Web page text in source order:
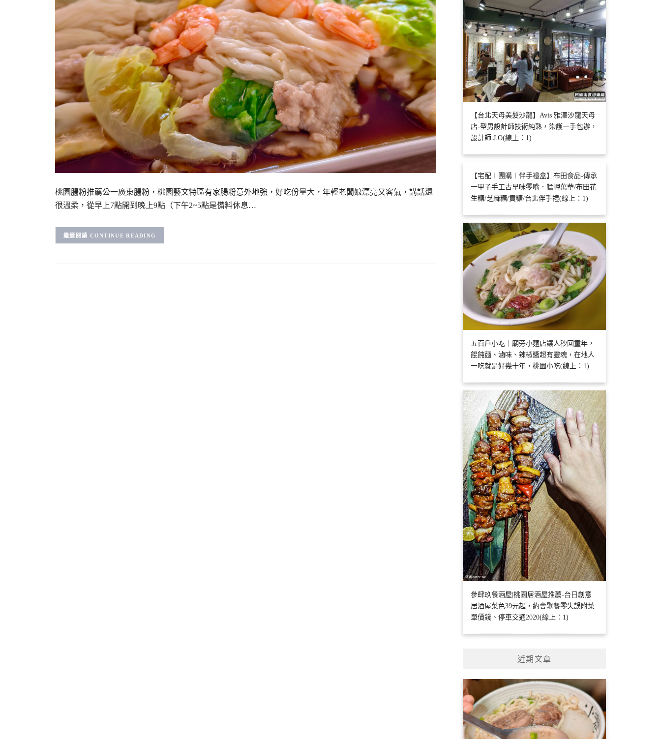
桃園腸粉推薦公一廣東腸粉，桃園藝文特區有家腸粉意外地強，好吃份量大，年輕老闆娘漂亮又客氣，講話還
很溫柔，從早上7點開到晚上9點（下午2~5點是備料休息…
CONTINUE READING
【台北天母美髮沙龍】Avis 雅澤沙龍天母
店-型男設計師技術純熟，染護一手包辦，
設計師:J.O(線上：1)
【宅配︱團購︱伴手禮盒】布田食品-傳承
一甲子手工古早味零嘴．艋岬萬華/布田花
生糖/芝麻糖/貢糖/台北伴手禮(線上：1)
五百戶小吃｜廟旁小麵店讓人秒回童年，
餛飩麵、滷味、辣椒醬超有靈魂，在地人
一吃就是好幾十年，桃園小吃(線上：1)
參肆玖餐酒屋|桃園居酒屋推薦-台日創意
居酒屋菜色39元起，約會聚餐零失誤附菜
單價錢、停車交通2020(線上：1)
近期文章